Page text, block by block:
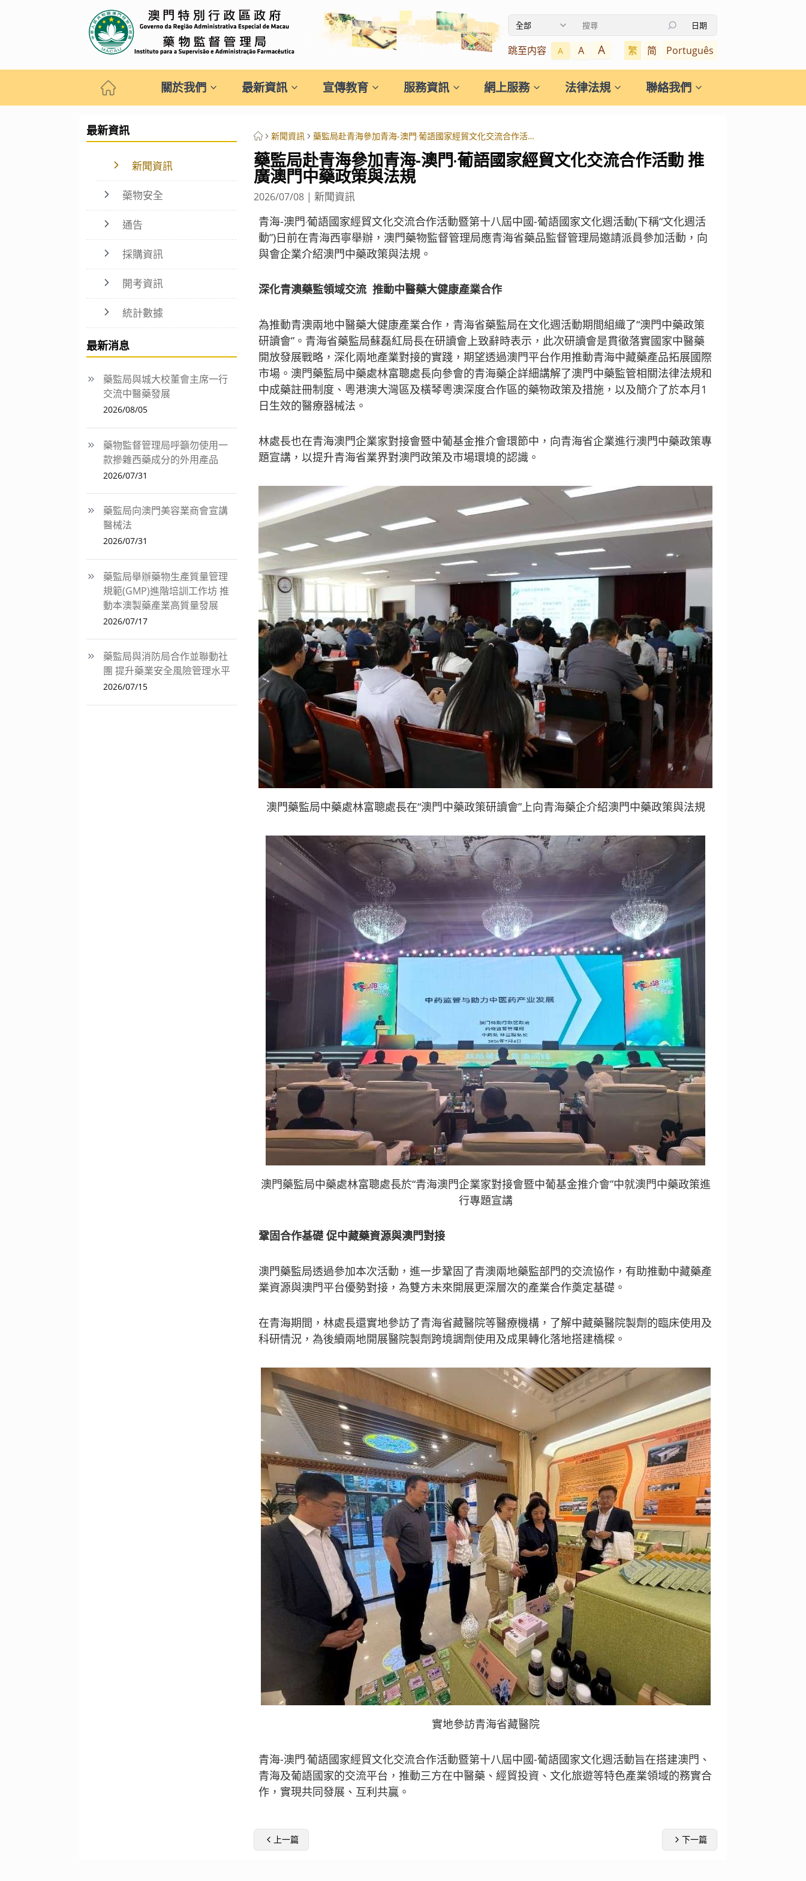
全部
使用上下箭頭鍵瀏覽搜索結果，按Enter鍵選擇，按Escape鍵關閉
日期
跳至内容 A A A 繁 简 Português
關於我們 最新資訊 宣傳教育 服務資訊 網上服務 法律法規 聯絡我們
最新資訊
新聞資訊
藥物安全
通告
採購資訊
開考資訊
統計數據
最新消息
藥監局與城大校董會主席一行
交流中醫藥發展
2026/08/05
藥物監督管理局呼籲勿使用一
款摻雜西藥成分的外用產品
2026/07/31
藥監局向澳門美容業商會宣講
醫械法
2026/07/31
藥監局舉辦藥物生產質量管理
規範(GMP)進階培訓工作坊 推
動本澳製藥產業高質量發展
2026/07/17
藥監局與消防局合作並聯動社
團 提升藥業安全風險管理水平
2026/07/15
新聞資訊 藥監局赴青海參加青海-澳門‧葡語國家經貿文化交流合作活動 推廣澳門中藥政策與法規
藥監局赴青海參加青海-澳門‧葡語國家經貿文化交流合作活動 推
廣澳門中藥政策與法規
2026/07/08 |新聞資訊
青海-澳門‧葡語國家經貿文化交流合作活動暨第十八屆中國-葡語國家文化週活動(下稱“文化週活
動”)日前在青海西寧舉辦，澳門藥物監督管理局應青海省藥品監督管理局邀請派員參加活動，向
與會企業介紹澳門中藥政策與法規。
深化青澳藥監領域交流 推動中醫藥大健康產業合作
為推動青澳兩地中醫藥大健康產業合作，青海省藥監局在文化週活動期間組織了“澳門中藥政策
研讀會”。青海省藥監局蘇磊紅局長在研讀會上致辭時表示，此次研讀會是貫徹落實國家中醫藥
開放發展戰略，深化兩地產業對接的實踐，期望透過澳門平台作用推動青海中藏藥產品拓展國際
市場。澳門藥監局中藥處林富聰處長向參會的青海藥企詳細講解了澳門中藥監管相關法律法規和
中成藥註冊制度、粵港澳大灣區及橫琴粵澳深度合作區的藥物政策及措施，以及簡介了於本月1
日生效的醫療器械法。
林處長也在青海澳門企業家對接會暨中葡基金推介會環節中，向青海省企業進行澳門中藥政策專
題宣講，以提升青海省業界對澳門政策及市場環境的認識。
澳門藥監局中藥處林富聰處長在“澳門中藥政策研讀會”上向青海藥企介紹澳門中藥政策與法規
澳門藥監局中藥處林富聰處長於“青海澳門企業家對接會暨中葡基金推介會”中就澳門中藥政策進
行專題宣講
鞏固合作基礎 促中藏藥資源與澳門對接
澳門藥監局透過參加本次活動，進一步鞏固了青澳兩地藥監部門的交流協作，有助推動中藏藥產
業資源與澳門平台優勢對接，為雙方未來開展更深層次的產業合作奠定基礎。
在青海期間，林處長還實地參訪了青海省藏醫院等醫療機構，了解中藏藥醫院製劑的臨床使用及
科研情況，為後續兩地開展醫院製劑跨境調劑使用及成果轉化落地搭建橋樑。
實地參訪青海省藏醫院
青海-澳門‧葡語國家經貿文化交流合作活動暨第十八屆中國-葡語國家文化週活動旨在搭建澳門、
青海及葡語國家的交流平台，推動三方在中醫藥、經貿投資、文化旅遊等特色產業領域的務實合
作，實現共同發展、互利共贏。
上一篇 下一篇